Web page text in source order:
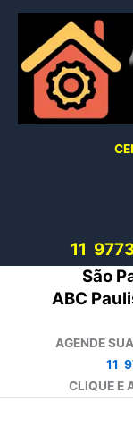
conteúdo
11
São
ABC
AGENDE
11
CLIQUE E